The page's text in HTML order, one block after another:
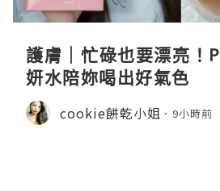
護膚｜忙碌也要漂亮！
妍水陪妳喝出好氣色
cookie餅乾小姐 9小時前